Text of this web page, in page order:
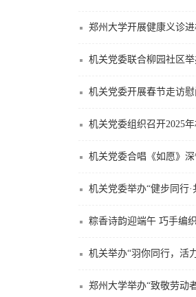
郑州大学开展健康义诊
机关党委联合柳园社区
机关党委开展春节走访
机关党委组织召开2025
机关党委合唱《如愿》
机关党委举办“健步同行
粽香诗韵迎端午 巧手编
机关举办“羽你同行，活
郑州大学举办“致敬劳动